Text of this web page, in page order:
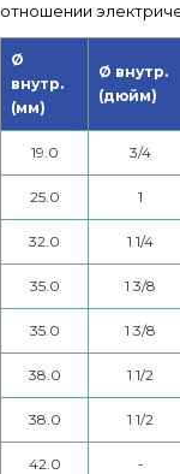
отношении
Ø
внутр.
(мм)
Ø внутр.
(дюйм)
19.0 3/4
25.0 1
32.0 1 1/4
35.0 1 3/8
35.0 1 3/8
38.0 1 1/2
38.0 1 1/2
42.0 -